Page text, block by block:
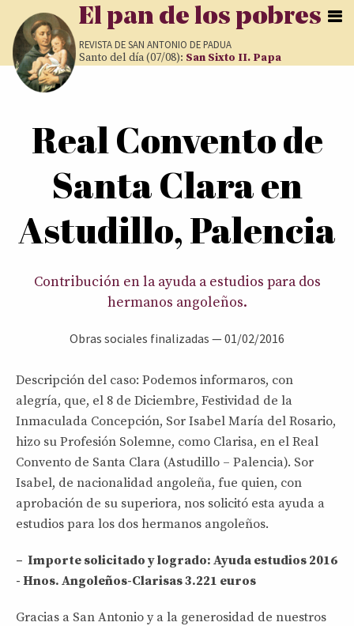
Pasar al contenido principal
El pan de los pobres
REVISTA DESAN ANTONIO DE PADUA
Santo del día (07/08): San Sixto II. Papa
Real Convento de
Santa Clara en
Astudillo, Palencia
Contribución en la ayuda a estudios para dos
hermanos angoleños.
Obras sociales finalizadas —01/02/2016
Descripción del caso: Podemos informaros, con
alegría, que, el 8 de Diciembre, Festividad de la
Inmaculada Concepción, Sor Isabel María del Rosario,
hizo su Profesión Solemne, como Clarisa, en el Real
Convento de Santa Clara (Astudillo – Palencia). Sor
Isabel, de nacionalidad angoleña, fue quien, con
aprobación de su superiora, nos solicitó esta ayuda a
estudios para los dos hermanos angoleños.
– Importe solicitado y logrado: Ayuda estudios 2016
- Hnos. Angoleños-Clarisas 3.221 euros
Gracias a San Antonio y a la generosidad de nuestros